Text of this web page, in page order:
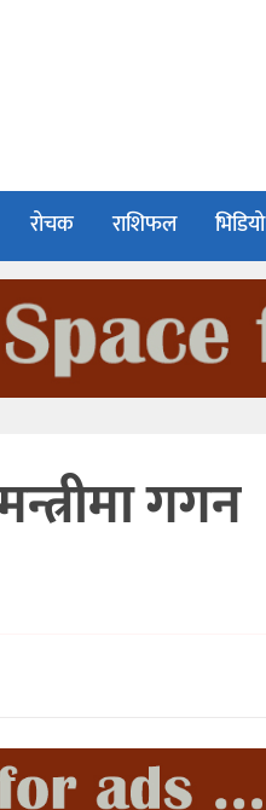
रोचक राशिफल भिडियो
गगन